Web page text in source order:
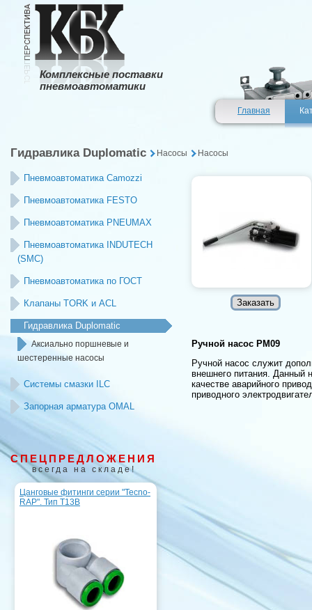
Комплексные поставки
пневмоавтоматики
Главная
Гидравлика Duplomatic Насосы Насосы
Пневмоавтоматика Camozzi
Пневмоавтоматика FESTO
Пневмоавтоматика PNEUMAX
Пневмоавтоматика INDUTECH
(SMC)
Пневмоавтоматика по ГОСТ
Клапаны TORK и ACL
Гидравлика Duplomatic
Аксиально поршневые и
шестеренные насосы
Системы смазки ILC
Запорная арматура OMAL
СПЕЦПРЕДЛОЖЕНИЯ
всегда на складе!
Цанговые фитинги серии "Tecno-
RAP". Тип T13B
Ручной насос PM09
Ручной насос служит
внешнего питания. Данный
качестве аварийного
приводного